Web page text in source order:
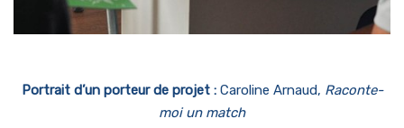
Portrait d’un porteur de projet :Caroline Arnaud, Raconte-
moi un match